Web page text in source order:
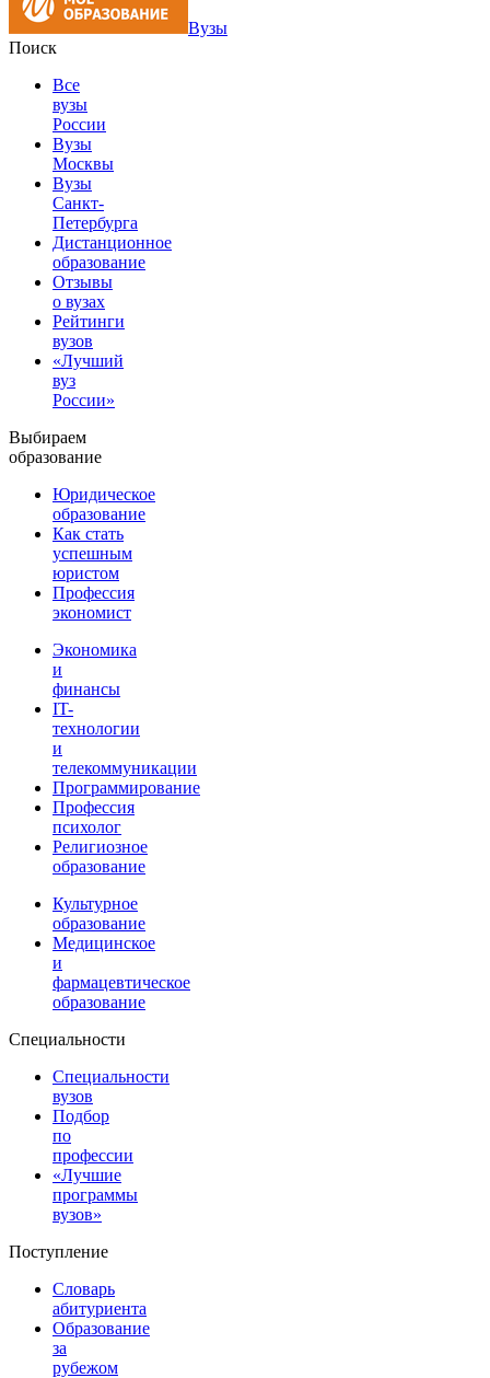
Вузы
Поиск
Все
вузы
России
Вузы
Москвы
Вузы
Санкт-
Петербурга
Дистанционное
образование
Отзывы
о вузах
Рейтинги
вузов
«Лучший
вуз
России»
Выбираем
образование
Юридическое
образование
Как стать
успешным
юристом
Профессия
экономист
Экономика
и
финансы
IT-
технологии
и
телекоммуникации
Программирование
Профессия
психолог
Религиозное
образование
Культурное
образование
Медицинское
и
фармацевтическое
образование
Специальности
Специальности
вузов
Подбор
по
профессии
«Лучшие
программы
вузов»
Поступление
Словарь
абитуриента
Образование
за
рубежом